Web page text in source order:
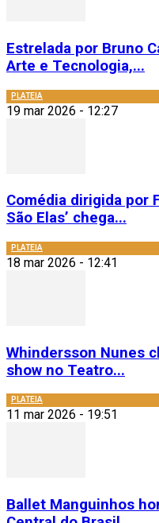
Estrelada por Bruno
Arte e Tecnologia,...
PLATEIA
19 mar 2026 - 12:27
Comédia dirigida por
São Elas’ chega...
PLATEIA
18 mar 2026 - 12:41
Whindersson Nunes
show no Teatro...
PLATEIA
11 mar 2026 - 19:51
Ballet Manguinhos